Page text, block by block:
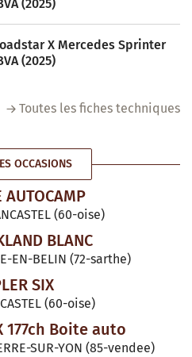
(2025)
X Mercedes Sprinter
(2025)
Toutes les fiches techniques
OCCASIONS
AUTOCAMP
(60-oise)
BLANC
EN-BELIN (72-sarthe)
SIX
(60-oise)
177ch Boite auto
SUR-YON (85-vendee)